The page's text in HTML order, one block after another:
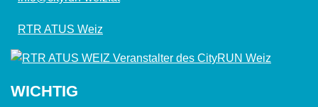
RTR ATUS Weiz
WICHTIG